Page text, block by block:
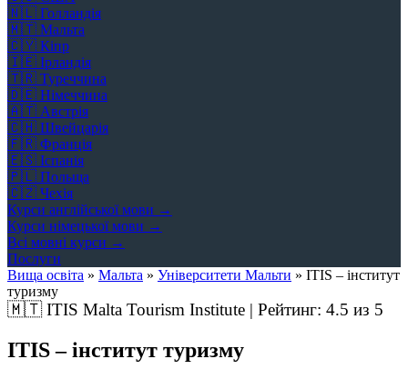
🇳🇱 Голландія
🇲🇹 Мальта
🇨🇾 Кіпр
🇮🇪 Ірландія
🇹🇷 Туреччина
🇩🇪 Німеччина
🇦🇹 Австрія
🇨🇭 Швейцарія
🇫🇷 Франція
🇪🇸 Іспанія
🇵🇱 Польща
🇨🇿 Чехія
Курси англійської мови →
Курси німецької мови →
Всі мовні курси →
Послуги
Вища освіта » Мальта » Університети Мальти » ITIS – інститут
туризму
🇲🇹ITIS Malta Tourism Institute | Рейтинг: 4.5 из 5
ITIS – інститут туризму